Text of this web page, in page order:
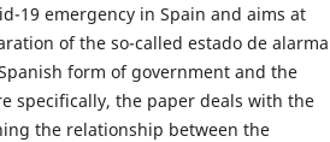
19 emergency in Spain and aims at
of the so-called estado de alarma
form of government and the
specifically, the paper deals with the
the relationship between the